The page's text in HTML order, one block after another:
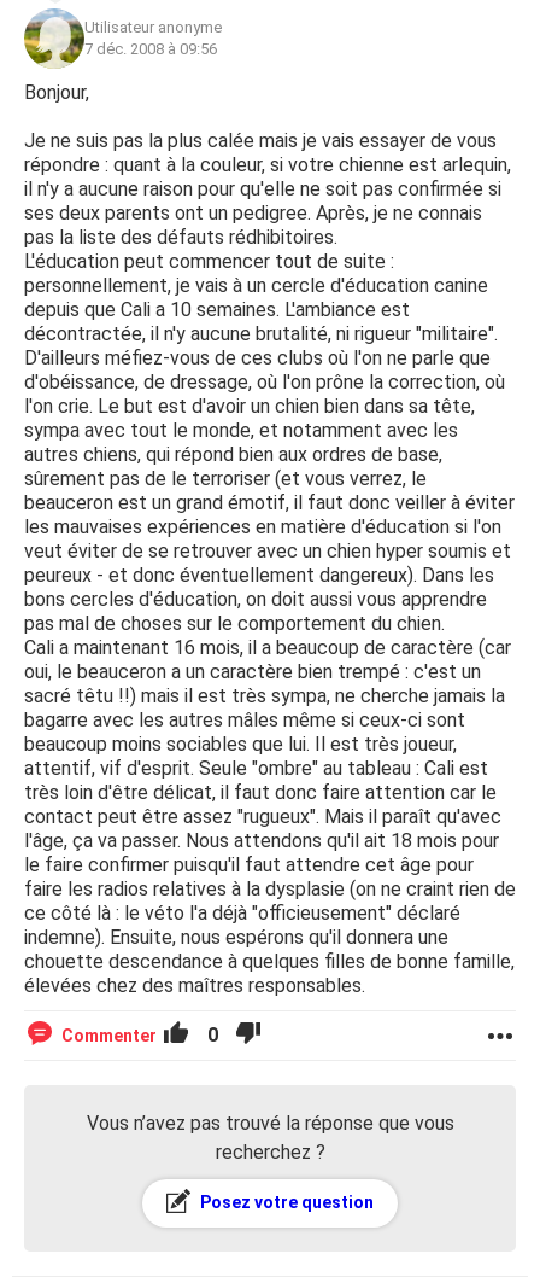
Utilisateur anonyme
7 déc. 2008 à 09:56
Bonjour,
Je ne suis pas la plus calée mais je vais essayer de vous
répondre : quant à la couleur, si votre chienne est arlequin,
il n'y a aucune raison pour qu'elle ne soit pas confirmée si
ses deux parents ont un pedigree. Après, je ne connais
pas la liste des défauts rédhibitoires.
L'éducation peut commencer tout de suite :
personnellement, je vais à un cercle d'éducation canine
depuis que Cali a 10 semaines. L'ambiance est
décontractée, il n'y aucune brutalité, ni rigueur "militaire".
D'ailleurs méfiez-vous de ces clubs où l'on ne parle que
d'obéissance, de dressage, où l'on prône la correction, où
l'on crie. Le but est d'avoir un chien bien dans sa tête,
sympa avec tout le monde, et notamment avec les
autres chiens, qui répond bien aux ordres de base,
sûrement pas de le terroriser (et vous verrez, le
beauceron est un grand émotif, il faut donc veiller à éviter
les mauvaises expériences en matière d'éducation si l'on
veut éviter de se retrouver avec un chien hyper soumis et
peureux - et donc éventuellement dangereux). Dans les
bons cercles d'éducation, on doit aussi vous apprendre
pas mal de choses sur le comportement du chien.
Cali a maintenant 16 mois, il a beaucoup de caractère (car
oui, le beauceron a un caractère bien trempé : c'est un
sacré têtu !!) mais il est très sympa, ne cherche jamais la
bagarre avec les autres mâles même si ceux-ci sont
beaucoup moins sociables que lui. Il est très joueur,
attentif, vif d'esprit. Seule "ombre" au tableau : Cali est
très loin d'être délicat, il faut donc faire attention car le
contact peut être assez "rugueux". Mais il paraît qu'avec
l'âge, ça va passer. Nous attendons qu'il ait 18 mois pour
le faire confirmer puisqu'il faut attendre cet âge pour
faire les radios relatives à la dysplasie (on ne craint rien de
ce côté là : le véto l'a déjà "officieusement" déclaré
indemne). Ensuite, nous espérons qu'il donnera une
chouette descendance à quelques filles de bonne famille,
élevées chez des maîtres responsables.
Commenter 0
Vous n’avez pas trouvé la réponse que vous
recherchez ?
Posez votre question